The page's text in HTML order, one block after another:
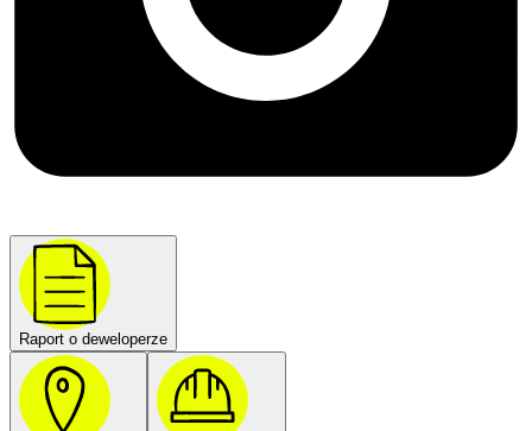
Raport o deweloperze